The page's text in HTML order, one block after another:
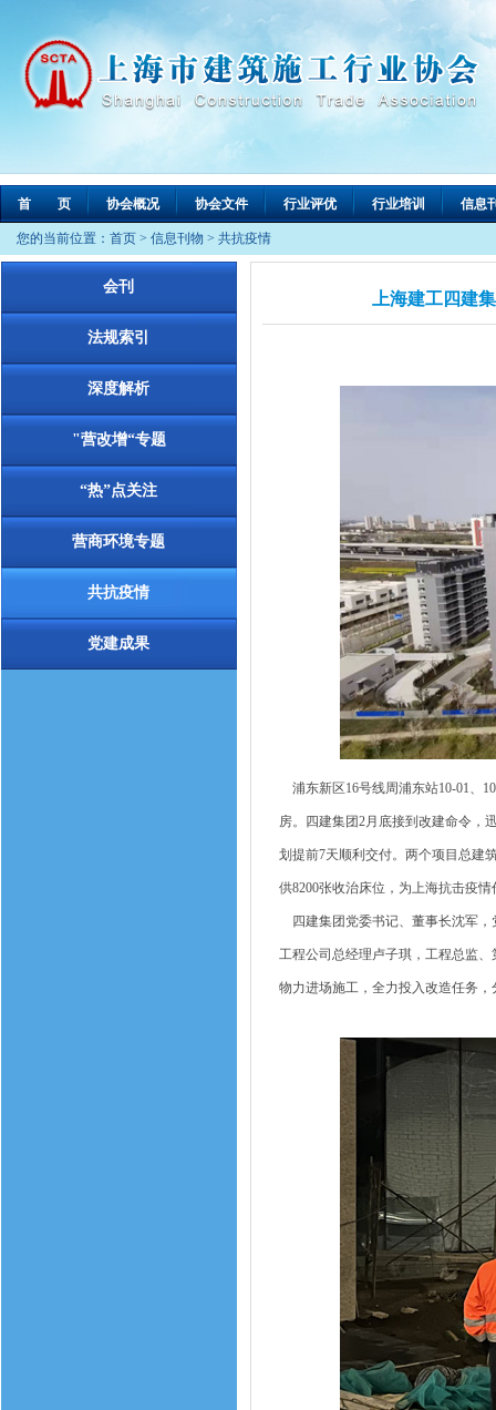
首 页 协会概况 协会文件 行业评优 行业培训 信息
您的当前位置： 首页 > 信息刊物 > 共抗疫情
会刊
法规索引
深度解析
"营改增“专题
“热”点关注
营商环境专题
共抗疫情
党建成果
上海建工四建
浦东新区16号线周浦东站10-01、
房。四建集团2月底接到改建命令，
划提前7天顺利交付。两个项目总建
供8200张收治床位，为上海抗击疫情
四建集团党委书记、董事长沈军，
工程公司总经理卢子琪，工程总监
物力进场施工，全力投入改造任务